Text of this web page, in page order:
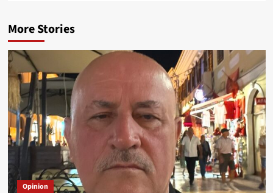
More Stories
Opinion